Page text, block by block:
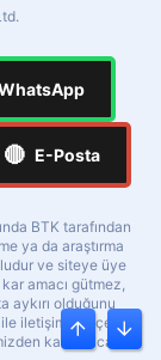
🔴 E-Posta
BTK tarafından
ya da araştırma
ve siteye üye
amacı gütmez,
aykırı olduğunu
iletişime geçerek
kaldırılacaktır.
Üst Alt